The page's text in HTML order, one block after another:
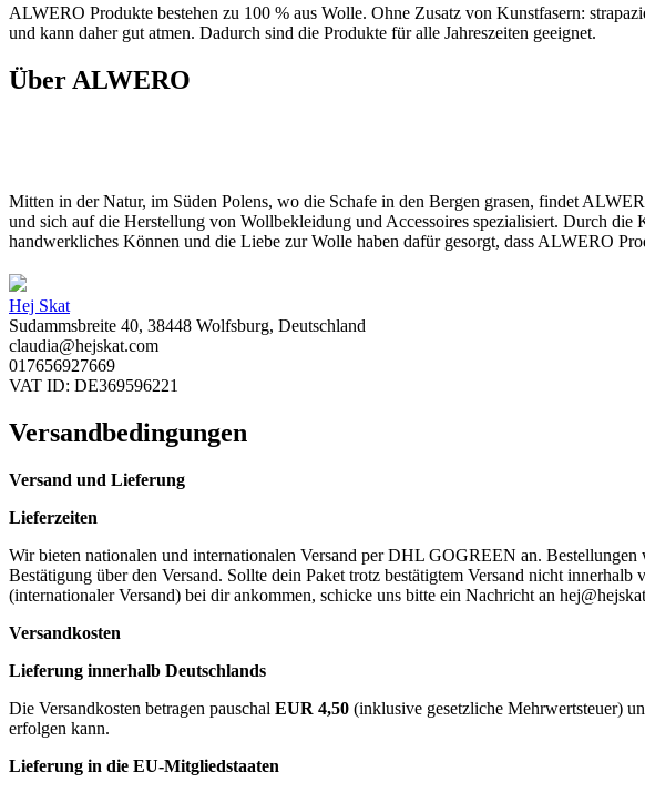
ALWERO Produkte bestehen zu 100 % aus Wolle. Ohne Zusatz von Kunstfasern:
und kann daher gut atmen. Dadurch sind die Produkte für alle Jahreszeiten geeignet.
Über ALWERO
Mitten in der Natur, im Süden Polens, wo die Schafe in den Bergen grasen, findet
und sich auf die Herstellung von Wollbekleidung und Accessoires spezialisiert. Durch
handwerkliches Können und die Liebe zur Wolle haben dafür gesorgt, dass ALWERO
Hej Skat
Sudammsbreite 40, 38448 Wolfsburg, Deutschland
claudia@hejskat.com
017656927669
VAT ID: DE369596221
Versandbedingungen
Versand und Lieferung
Lieferzeiten
Wir bieten nationalen und internationalen Versand per DHL GOGREEN an.
Bestätigung über den Versand. Sollte dein Paket trotz bestätigtem Versand nicht
(internationaler Versand) bei dir ankommen, schicke uns bitte ein Nachricht an
Versandkosten
Lieferung innerhalb Deutschlands
Die Versandkosten betragen pauschal EUR 4,50 (inklusive gesetzliche Mehrwertsteuer)
erfolgen kann.
Lieferung in die EU-Mitgliedstaaten